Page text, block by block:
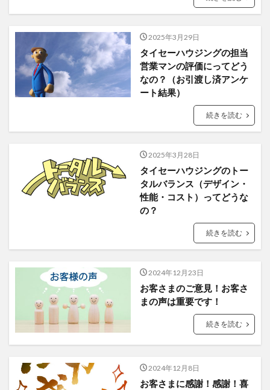
2025年3月29日
タイセーハウジングの担当
営業マンの評価にってどう
なの？（お引渡し済アンケ
ート結果）
続きを読む
2025年3月28日
タイセーハウジングのトー
タルバランス（デザイン・
性能・コスト）ってどうな
の？
続きを読む
2024年12月23日
お客さまのご意見！お客さ
まの声は重要です！
続きを読む
2024年12月8日
お客さまに感謝！感謝！喜